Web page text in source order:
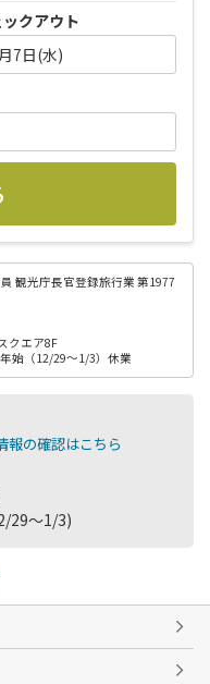
クアウト
7日(水)
観光庁長官登録旅行業 第1977
クエア8F
始（12/29～1/3）休業
報の確認はこちら
29～1/3)